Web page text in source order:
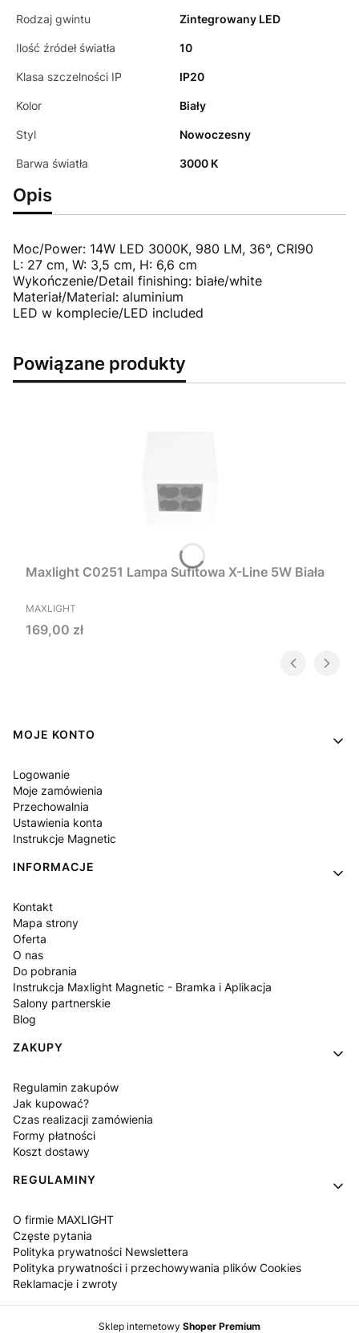
Rodzaj gwintu Zintegrowany LED
Ilość źródeł światła 10
Klasa szczelności IP IP20
Kolor Biały
Styl Nowoczesny
Barwa światła 3000 K
Opis
Moc/Power: 14W LED 3000K, 980 LM, 36°, CRI90
L: 27 cm, W: 3,5 cm, H: 6,6 cm
Wykończenie/Detail finishing: białe/white
Materiał/Material: aluminium
LED w komplecie/LED included
Powiązane produkty
Maxlight C0251 Lampa Sufitowa X-Line 5W Biała
PRODUCENT
MAXLIGHT
Cena
169,00 zł
Linki w stopce
MOJE KONTO
Logowanie
Moje zamówienia
Przechowalnia
Ustawienia konta
Instrukcje Magnetic
INFORMACJE
Kontakt
Mapa strony
Oferta
O nas
Do pobrania
Instrukcja Maxlight Magnetic - Bramka i Aplikacja
Salony partnerskie
Blog
ZAKUPY
Regulamin zakupów
Jak kupować?
Czas realizacji zamówienia
Formy płatności
Koszt dostawy
REGULAMINY
O firmie MAXLIGHT
Częste pytania
Polityka prywatności Newslettera
Polityka prywatności i przechowywania plików Cookies
Reklamacje i zwroty
Sklep internetowy Shoper Premium